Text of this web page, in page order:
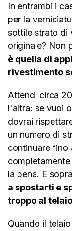
In entrambi i
per la
sottile strato di
originale? Non
è quella di
rivestimento
Attendi circa
l'altra: se vuoi
dovrai
un numero di
continuare fino
la pena. E
a spostarti e
troppo al
Quando il